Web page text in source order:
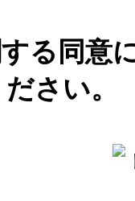
る同意
さい。